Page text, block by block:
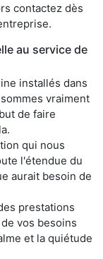
contactez dès
au service de
installés dans
vraiment
de faire
qui nous
l'étendue du
aurait besoin de
prestations
vos besoins
et la quiétude